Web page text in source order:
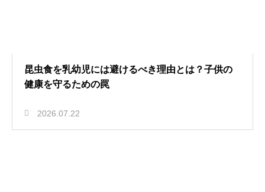
昆虫食を乳幼児には避けるべき理由とは？子供の
健康を守るための罠
2026.07.22